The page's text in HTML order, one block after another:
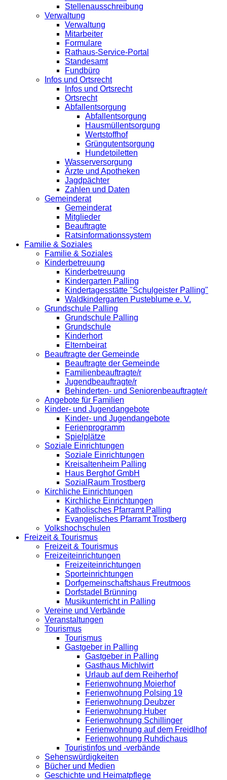
Stellenausschreibung
Verwaltung
Verwaltung
Mitarbeiter
Formulare
Rathaus-Service-Portal
Standesamt
Fundbüro
Infos und Ortsrecht
Infos und Ortsrecht
Ortsrecht
Abfallentsorgung
Abfallentsorgung
Hausmüllentsorgung
Wertstoffhof
Grüngutentsorgung
Hundetoiletten
Wasserversorgung
Ärzte und Apotheken
Jagdpächter
Zahlen und Daten
Gemeinderat
Gemeinderat
Mitglieder
Beauftragte
Ratsinformationssystem
Familie & Soziales
Familie & Soziales
Kinderbetreuung
Kinderbetreuung
Kindergarten Palling
Kindertagesstätte "Schulgeister Palling"
Waldkindergarten Pusteblume e. V.
Grundschule Palling
Grundschule Palling
Grundschule
Kinderhort
Elternbeirat
Beauftragte der Gemeinde
Beauftragte der Gemeinde
Familienbeauftragte/r
Jugendbeauftragte/r
Behinderten- und Seniorenbeauftragte/r
Angebote für Familien
Kinder- und Jugendangebote
Kinder- und Jugendangebote
Ferienprogramm
Spielplätze
Soziale Einrichtungen
Soziale Einrichtungen
Kreisaltenheim Palling
Haus Berghof GmbH
SozialRaum Trostberg
Kirchliche Einrichtungen
Kirchliche Einrichtungen
Katholisches Pfarramt Palling
Evangelisches Pfarramt Trostberg
Volkshochschulen
Freizeit & Tourismus
Freizeit & Tourismus
Freizeiteinrichtungen
Freizeiteinrichtungen
Sporteinrichtungen
Dorfgemeinschaftshaus Freutmoos
Dorfstadel Brünning
Musikunterricht in Palling
Vereine und Verbände
Veranstaltungen
Tourismus
Tourismus
Gastgeber in Palling
Gastgeber in Palling
Gasthaus Michlwirt
Urlaub auf dem Reiherhof
Ferienwohnung Moierhof
Ferienwohnung Polsing 19
Ferienwohnung Deubzer
Ferienwohnung Huber
Ferienwohnung Schillinger
Ferienwohnung auf dem Freidlhof
Ferienwohnung Ruhdichaus
Touristinfos und -verbände
Sehenswürdigkeiten
Bücher und Medien
Geschichte und Heimatpflege